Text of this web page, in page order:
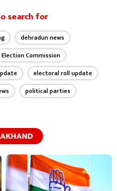
search for
dehradun news
Election Commission
electoral roll update
political parties